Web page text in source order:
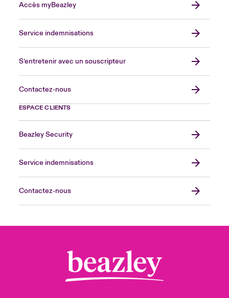
Accès myBeazley
Service indemnisations
S’entretenir avec un souscripteur
Contactez-nous
ESPACE CLIENTS
Beazley Security
Service indemnisations
Contactez-nous